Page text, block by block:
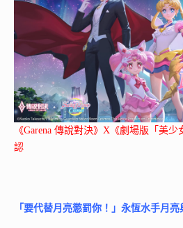
《Garena 傳說對決》X《劇場版「美少
認
「要代替月亮懲罰你！」永恆水手月